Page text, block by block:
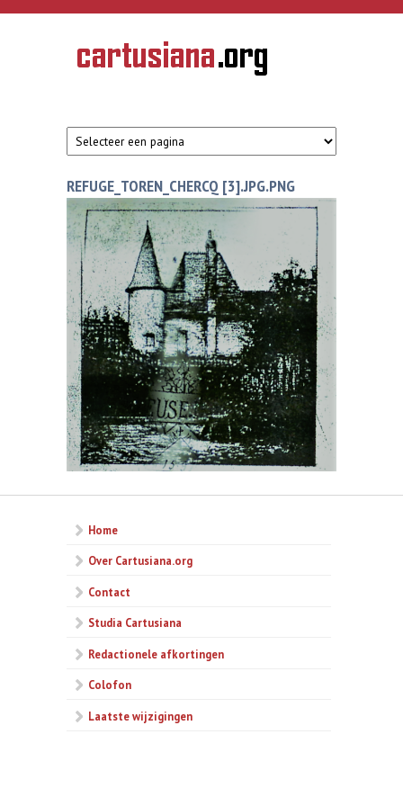
Overslaan en naar de inhoud gaan
CARTUSIANA
Geschiedenis
van de
REFUGE_TOREN_CHERCQ [3].JPG.PNG
Home
Over Cartusiana.org
Contact
Studia Cartusiana
Redactionele afkortingen
Colofon
Laatste wijzigingen